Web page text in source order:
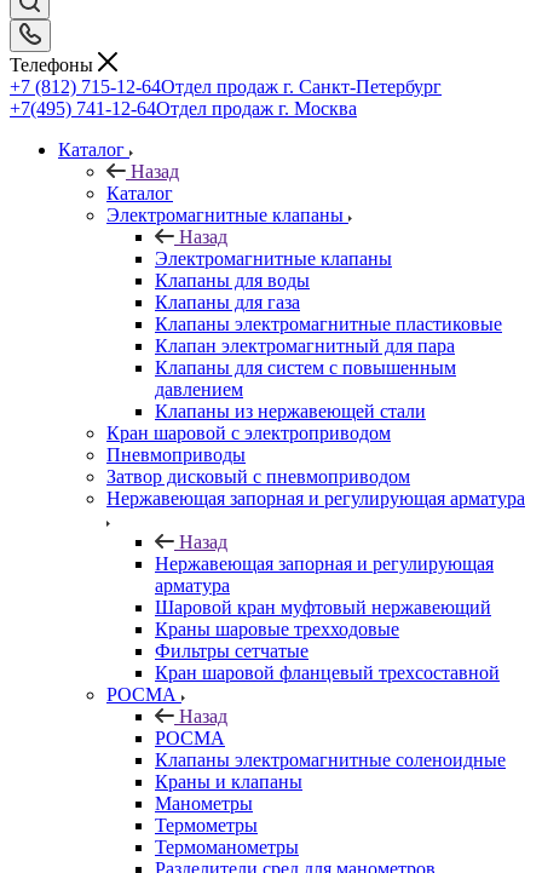
Телефоны
+7 (812) 715-12-64Отдел продаж г. Санкт-Петербург
+7(495) 741-12-64Отдел продаж г. Москва
Каталог
Назад
Каталог
Электромагнитные клапаны
Назад
Электромагнитные клапаны
Клапаны для воды
Клапаны для газа
Клапаны электромагнитные пластиковые
Клапан электромагнитный для пара
Клапаны для систем с повышенным
давлением
Клапаны из нержавеющей стали
Кран шаровой с электроприводом
Пневмоприводы
Затвор дисковый с пневмоприводом
Нержавеющая запорная и регулирующая арматура
Назад
Нержавеющая запорная и регулирующая
арматура
Шаровой кран муфтовый нержавеющий
Краны шаровые трехходовые
Фильтры сетчатые
Кран шаровой фланцевый трехсоставной
РОСМА
Назад
РОСМА
Клапаны электромагнитные соленоидные
Краны и клапаны
Манометры
Термометры
Термоманометры
Разделители сред для манометров